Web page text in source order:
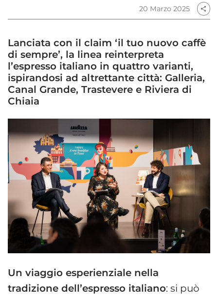
20 Marzo 2025 share
Lanciata con il claim ‘il tuo nuovo caffè
di sempre’, la linea reinterpreta
l’espresso italiano in quattro varianti,
ispirandosi ad altrettante città: Galleria,
Canal Grande, Trastevere e Riviera di
Chiaia
Un viaggio esperienziale nella
tradizione dell’espresso italiano: si può